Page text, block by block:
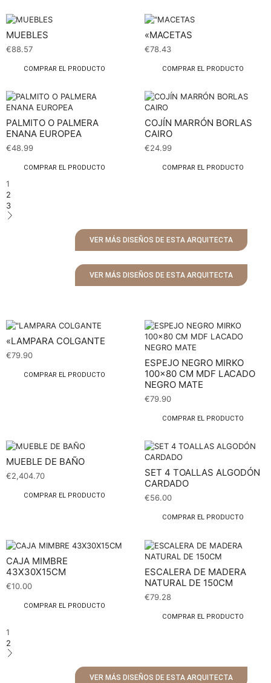
MUEBLES
€88.57
COMPRAR EL PRODUCTO
«MACETAS
€78.43
COMPRAR EL PRODUCTO
PALMITO O PALMERA
ENANA EUROPEA
€48.99
COMPRAR EL PRODUCTO
COJÍN MARRÓN BORLAS
CAIRO
€24.99
COMPRAR EL PRODUCTO
1
2
3
VER MÁS DISEÑOS DE ESTA ARQUITECTA
VER MÁS DISEÑOS DE ESTA ARQUITECTA
«LAMPARA COLGANTE
€79.90
COMPRAR EL PRODUCTO
ESPEJO NEGRO MIRKO
100×80 CM MDF LACADO
NEGRO MATE
€79.90
COMPRAR EL PRODUCTO
MUEBLE DE BAÑO
€2,404.70
COMPRAR EL PRODUCTO
SET 4 TOALLAS ALGODÓN
CARDADO
€56.00
COMPRAR EL PRODUCTO
CAJA MIMBRE
43X30X15CM
€10.00
COMPRAR EL PRODUCTO
ESCALERA DE MADERA
NATURAL DE 150CM
€79.28
COMPRAR EL PRODUCTO
1
2
VER MÁS DISEÑOS DE ESTA ARQUITECTA